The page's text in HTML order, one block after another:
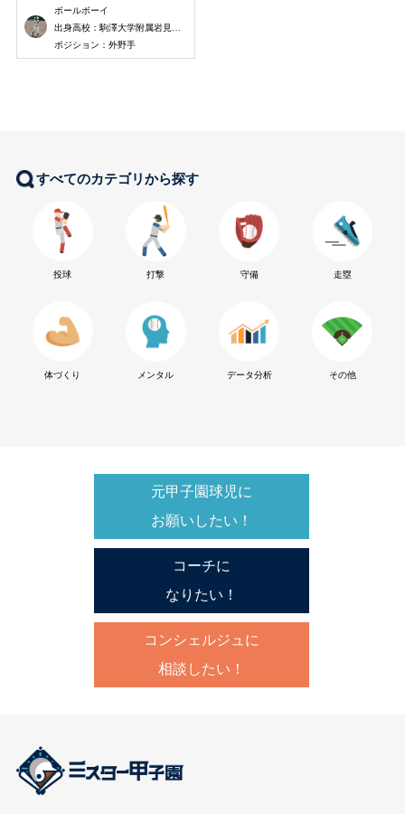
ボールボーイ
ポジション：外野手
すべてのカテゴリから探す
投球 打撃 守備 走塁
体づくり メンタル データ分析 その他
元甲子園球児に
お願いしたい！
コーチに
なりたい！
コンシェルジュに
相談したい！